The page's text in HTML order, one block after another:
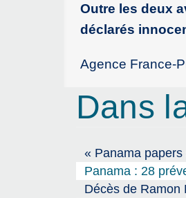
Outre les deux
déclarés
Agence France-
Dans
« Panama
Panama : 28
Décès de Ramon